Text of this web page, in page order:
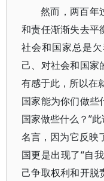
然而，两百年
和责任渐渐失去
社会和国家总是
己、对社会和国家
有感于此，所以在
国家能为你们做些
国家做些什么？”
名言，因为它反映
国更是出现了“自
己争取权利和开